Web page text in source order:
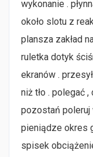
wykonanie .
około slotu z
plansza zakład
ruletka dotyk
ekranów .
niż tło . polegać
pozostań poleruj
pieniądze okres
spisek